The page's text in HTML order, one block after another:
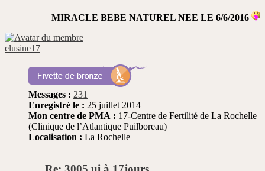
MIRACLE BEBE NATUREL NEE LE 6/6/2016
elusine17
Messages : 231
Enregistré le : 25 juillet 2014
Mon centre de PMA : 17-Centre de Fertilité de La Rochelle
(Clinique de l’Atlantique Puilboreau)
Localisation : La Rochelle